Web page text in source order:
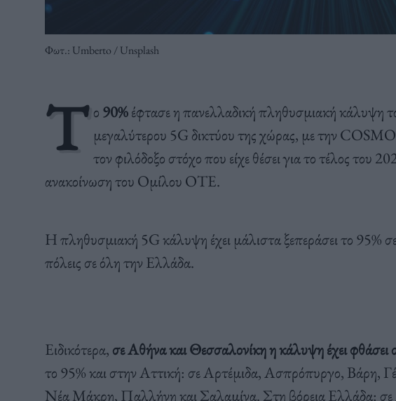
Φωτ.: Umberto / Unsplash
Τ ο 90%έφτασε η πανελλαδική πληθυσμιακή κάλυψη
μεγαλύτερου 5G δικτύου της χώρας, με την
τον φιλόδοξο στόχο που είχε θέσει για το τέλος του
ανακοίνωση του Ομίλου ΟΤΕ.
H πληθυσμιακή 5G κάλυψη έχει μάλιστα ξεπεράσει το 95%
πόλεις σε όλη την Ελλάδα.
Ειδικότερα, σε Αθήνα και Θεσσαλονίκη η κάλυψη έχει φθάσει
το 95% και στην Αττική: σε Αρτέμιδα, Ασπρόπυργο, Βάρη,
Νέα Μάκρη, Παλλήνη και Σαλαμίνα. Στη βόρεια Ελλάδα: σε